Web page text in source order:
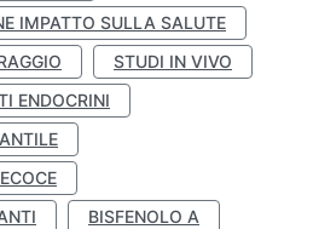
IMPATTO SULLA SALUTE
STUDI IN VIVO
ENDOCRINI
BISFENOLO A